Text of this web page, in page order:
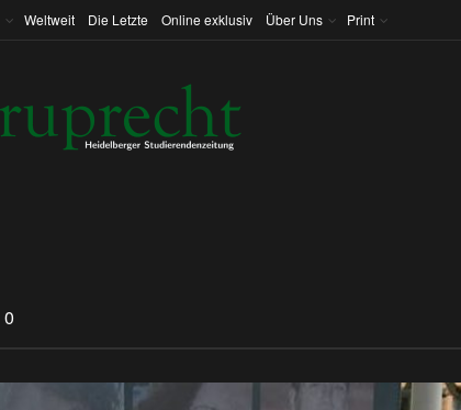
Weltweit Die Letzte Online exklusiv Über Uns Print
0